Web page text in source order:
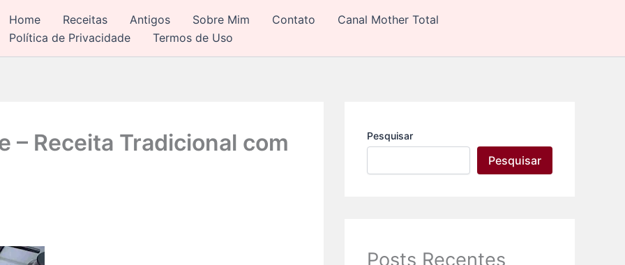
Home Receitas Antigos Sobre Mim Contato
Canal Mother Total
Política de Privacidade
Termos de Uso
– Receita Tradicional com
Pesquisar
Pesquisar
Posts Recentes
a
s